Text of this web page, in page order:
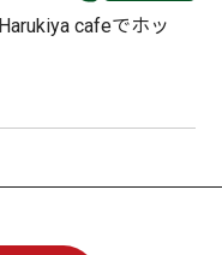
cafeでホッ